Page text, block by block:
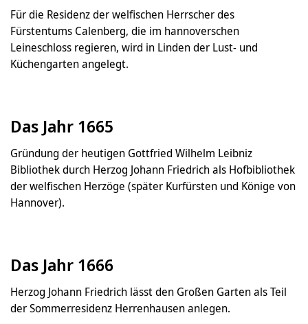
Für die Residenz der welfischen Herrscher des
Fürstentums Calenberg, die im hannoverschen
Leineschloss regieren, wird in Linden der Lust- und
Küchengarten angelegt.
Das Jahr 1665
Gründung der heutigen Gottfried Wilhelm Leibniz
Bibliothek durch Herzog Johann Friedrich als Hofbibliothek
der welfischen Herzöge (später Kurfürsten und Könige von
Hannover).
Das Jahr 1666
Herzog Johann Friedrich lässt den Großen Garten als Teil
der Sommerresidenz Herrenhausen anlegen.